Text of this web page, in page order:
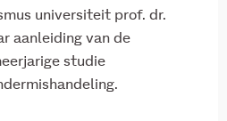
universiteit prof. dr.
aanleiding van de
studie